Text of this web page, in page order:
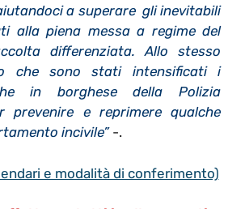
a superare gli inevitabili
alla piena messa a regime del
differenziata. Allo stesso
che sono stati intensificati i
in borghese della Polizia
prevenire e reprimere qualche
incivile”-.
e modalità di conferimento)